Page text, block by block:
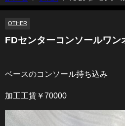
OTHER
FDセンターコンソールワ
ベースのコンソール持ち込み
加工工賃￥70000